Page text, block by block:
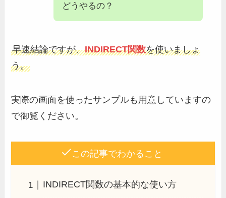
どうやるの？
早速結論ですが、INDIRECT関数を使いましょ
う。
実際の画面を使ったサンプルも用意していますの
で御覧ください。
この記事でわかること
INDIRECT関数の基本的な使い方